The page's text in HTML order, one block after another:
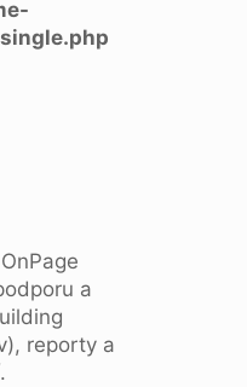
a
reporty a